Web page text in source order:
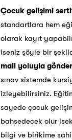
Çocuk gelişimi
standartlara hem
olarak kayıt
iseniz şöyle bir
mail yoluyla
sınav sistemde
izleyebilirsiniz.
sayede çocuk
bahsedecek olur
bilgi ve birikime